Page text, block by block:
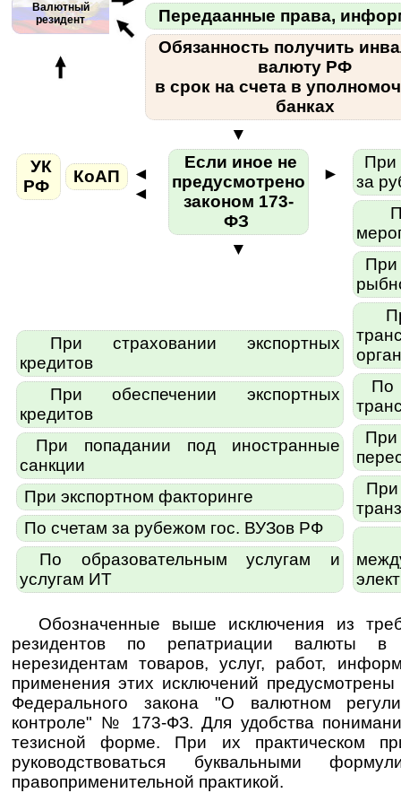
Валютный
резидент
Передаанные права,
Обязанность получить
валюту РФ
в срок на счета в
банках
▼
УК
РФ
КоАП
◄
◄
Если иное не
предусмотрено
законом 173-
ФЗ
▼
►
При
за
При
По
При
При
При страховании экспортных
кредитов
При обеспечении экспортных
кредитов
При попадании под иностранные
санкции
При экспортном факторинге
По счетам за рубежом гос. ВУЗов РФ
По образовательным услугам и
услугам ИТ
Обозначенные выше исключения из
резидентов по репатриации валюты в
нерезидентам товаров, услуг, работ,
применения этих исключений
Федерального закона "О валютном
контроле" № 173-ФЗ. Для удобства
тезисной форме. При их практическом
руководствоваться бук­валь­ны­ми
правоприменительной практикой.